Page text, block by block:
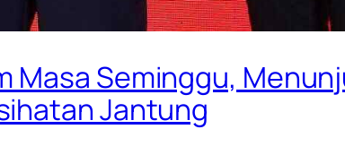
Masa Seminggu,
Jantung